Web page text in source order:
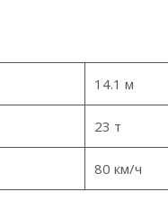
14.1 м
23 т
80 км/ч